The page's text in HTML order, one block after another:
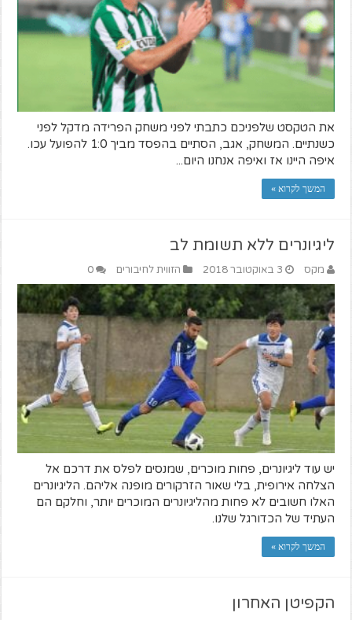
את הטקסט שלפניכם כתבתי לפני משחק הפרידה מדקל לפני
כשנתיים. המשחק, אגב, הסתיים בהפסד מביך 1:0 להפועל עכו.
איפה היינו אז ואיפה אנחנו היום...
המשך לקרוא »
ליגיונרים ללא תשומת לב
מקס 3 באוקטובר 2018 הזווית לחיבורים 0
יש עוד ליגיונרים, פחות מוכרים, שמנסים לפלס את דרכם אל
הצלחה אירופית, בלי שאור הזרקורים מופנה אליהם. הליגיונרים
האלו חשובים לא פחות מהליגיונרים המוכרים יותר, וחלקם הם
העתיד של הכדורגל שלנו.
המשך לקרוא »
הקפיטן האחרון